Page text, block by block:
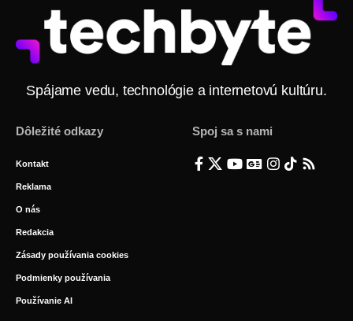
Spájame vedu, technológie a internetovú kultúru.
Dôležité odkazy
Kontakt
Reklama
O nás
Redakcia
Zásady používania cookies
Podmienky používania
Používanie AI
Spoj sa s nami